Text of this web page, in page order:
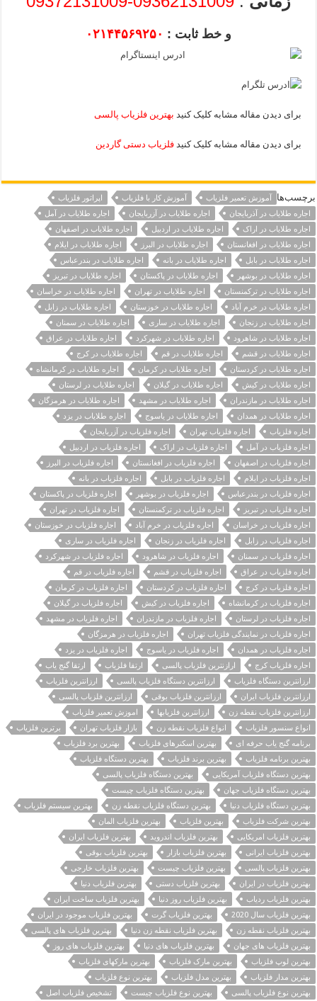
و خط ثابت : ۰۲۱۴۴۵۶۹۲۵۰
برای دیدن مقاله مشابه کلیک کنید بهترین فلزیاب پالسی
برای دیدن مقاله مشابه کلیک کنید فلزیاب دستی گاردین
برچسب‌ها آموزش تعمیر فلزیاب آموزش کار با فلزیاب
اپراتور فلزیاب
اجاره طلایاب در آذربایجان
اجاره طلایاب در آزربایجان
اجاره طلایاب در آمل
اجاره طلایاب در اراک
اجاره طلایاب در اردبیل
اجاره طلایاب در اصفهان
اجاره طلایاب در افغانستان
اجاره طلایاب در البرز
اجاره طلایاب در ایلام
اجاره طلایاب در بابل
اجاره طلایاب در بانه
اجاره طلایاب در بندرعباس
اجاره طلایاب در بوشهر
اجاره طلایاب در پاکستان
اجاره طلایاب در تبریز
اجاره طلایاب در ترکمنستان
اجاره طلایاب در تهران
اجاره طلایاب در خراسان
اجاره طلایاب در خرم آباد
اجاره طلایاب در خوزستان
اجاره طلایاب در زابل
اجاره طلایاب در زنجان
اجاره طلایاب در ساری
اجاره طلایاب در سمنان
اجاره طلایاب در شاهرود
اجاره طلایاب در شهرکرد
اجاره طلایاب در عراق
اجاره طلایاب در قشم
اجاره طلایاب در قم
اجاره طلایاب در کرج
اجاره طلایاب در کردستان
اجاره طلایاب در کرمان
اجاره طلایاب در کرمانشاه
اجاره طلایاب در کیش
اجاره طلایاب در گیلان
اجاره طلایاب در لرستان
اجاره طلایاب در مازندران
اجاره طلایاب در مشهد
اجاره طلایاب در هرمزگان
اجاره طلایاب در همدان
اجاره طلایاب در یاسوج
اجاره طلایاب در یزد
اجاره فلزیاب
اجاره فلزیاب تهران
اجاره فلزیاب در آزربایجان
اجاره فلزیاب در آمل
اجاره فلزیاب در اراک
اجاره فلزیاب در اردبیل
اجاره فلزیاب در اصفهان
اجاره فلزیاب در افغانستان
اجاره فلزیاب در البرز
اجاره فلزیاب در ایلام
اجاره فلزیاب در بابل
اجاره فلزیاب در بانه
اجاره فلزیاب در بندرعباس
اجاره فلزیاب در بوشهر
اجاره فلزیاب در پاکستان
اجاره فلزیاب در تبریز
اجاره فلزیاب در ترکمنستان
اجاره فلزیاب در تهران
اجاره فلزیاب در خراسان
اجاره فلزیاب در خرم آباد
اجاره فلزیاب در خوزستان
اجاره فلزیاب در زابل
اجاره فلزیاب در زنجان
اجاره فلزیاب در ساری
اجاره فلزیاب در سمنان
اجاره فلزیاب در شاهرود
اجاره فلزیاب در شهرکرد
اجاره فلزیاب در عراق
اجاره فلزیاب در قشم
اجاره فلزیاب در قم
اجاره فلزیاب در کرج
اجاره فلزیاب در کردستان
اجاره فلزیاب در کرمان
اجاره فلزیاب در کرمانشاه
اجاره فلزیاب در کیش
اجاره فلزیاب در گیلان
اجاره فلزیاب در لرستان
اجاره فلزیاب در مازندران
اجاره فلزیاب در مشهد
اجاره فلزیاب در نمایندگی فلزیاب تهران
اجاره فلزیاب در هرمزگان
اجاره فلزیاب در همدان
اجاره فلزیاب در یاسوج
اجاره فلزیاب در یزد
اجاره فلزیاب کرج
ارازنترین فلزیاب پالسی ارتقا فلزیاب
ارتقا گنج یاب
ارزانترین دستگاه فلزیاب
ارزانترین دستگاه فلزیاب پالسی
ارزانترین فلزیاب
ارزانترین فلزیاب ایران
ارزانترین فلزیاب بوقی
ارزانترین فلزیاب پالسی
ارزانترین فلزیاب نقطه زن
ارزانترین فلزیابها
اموزش تعمیر فلزیاب
انواع سنسور فلزیاب
انواع فلزیاب نقطه زن بازار فلزیاب تهران
برترین فلزیاب
برنامه گنج یاب حرفه ای
بهترین اسکنرهای فلزیاب
بهترین برد فلزیاب
بهترین برنامه فلزیاب
بهترین برند فلزیاب
بهترین دستگاه فلزیاب
بهترین دستگاه فلزیاب آمریکایی
بهترین دستگاه فلزیاب پالسی
بهترین دستگاه فلزیاب جهان
بهترین دستگاه فلزیاب چیست
بهترین دستگاه فلزیاب دنیا
بهترین دستگاه فلزیاب نقطه زن
بهترین سیستم فلزیاب
بهترین شرکت فلزیاب
بهترین فلزیاب
بهترین فلزیاب المان
بهترین فلزیاب امریکایی
بهترین فلزیاب اندروید
بهترین فلزیاب ایران
بهترین فلزیاب ایرانی
بهترین فلزیاب بازار
بهترین فلزیاب بوقی
بهترین فلزیاب پالسی
بهترین فلزیاب چیست
بهترین فلزیاب خارجی
بهترین فلزیاب در ایران
بهترین فلزیاب دستی
بهترین فلزیاب دنیا
بهترین فلزیاب ردیاب
بهترین فلزیاب روز دنیا
بهترین فلزیاب ساخت ایران
بهترین فلزیاب سال 2020
بهترین فلزیاب گرت
بهترین فلزیاب موجود در ایران
بهترین فلزیاب نقطه زن
بهترین فلزیاب نقطه زن دنیا
بهترین فلزیاب های پالسی
بهترین فلزیاب های جهان
بهترین فلزیاب های دنیا
بهترین فلزیاب های روز
بهترین لوپ فلزیاب
بهترین مارک فلزیاب
بهترین مارکهای فلزیاب
بهترین مدار فلزیاب
بهترین مدل فلزیاب
بهترین نوع فلزیاب
بهترین نوع فلزیاب پالسی
بهترین نوع فلزیاب چیست
تشخیص فلزیاب اصل